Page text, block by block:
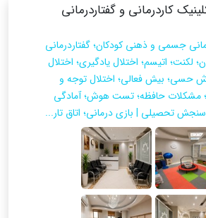
کاردرمانی و گفتاردرمانی
جسمی و ذهنی کودکان؛ گفتاردرمانی
لکنت؛ اتیسم؛ اختلال یادگیری؛ اختلال
حسی؛ بیش فعالی؛ اختلال توجه و
مشکلات حافظه؛ تست هوش؛ آمادگی
تحصیلی | بازی درمانی؛ اتاق تار...